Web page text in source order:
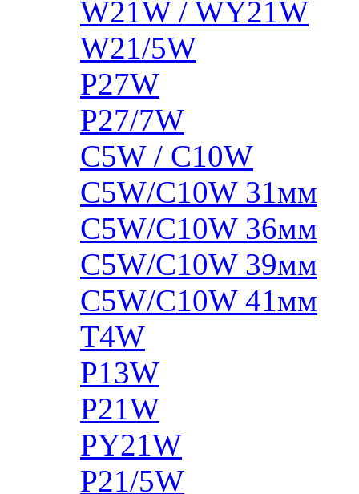
W21W / WY21W
W21/5W
P27W
P27/7W
C5W / C10W
C5W/C10W 31мм
C5W/C10W 36мм
C5W/C10W 39мм
C5W/C10W 41мм
T4W
P13W
P21W
PY21W
P21/5W